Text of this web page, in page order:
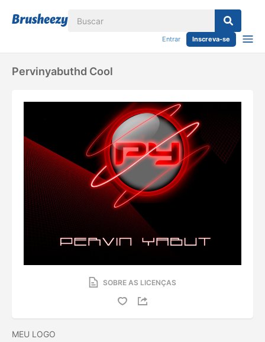
Entrar Inscreva-se
Pervinyabuthd Cool
SOBRE AS LICENÇAS
MEU LOGO